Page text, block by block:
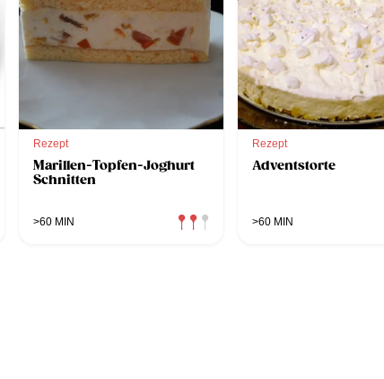
Rezept
Marillen-Topfen-Joghurt
Schnitten
>60 MIN
Rezept
Adventstorte
>60 MIN